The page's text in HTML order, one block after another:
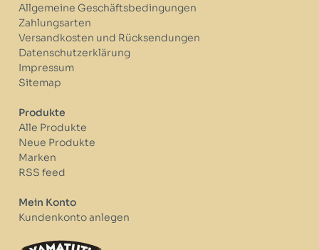
Allgemeine Geschäftsbedingungen
Zahlungsarten
Versandkosten und Rücksendungen
Datenschutzerklärung
Impressum
Sitemap
Produkte
Alle Produkte
Neue Produkte
Marken
RSS feed
Mein Konto
Kundenkonto anlegen